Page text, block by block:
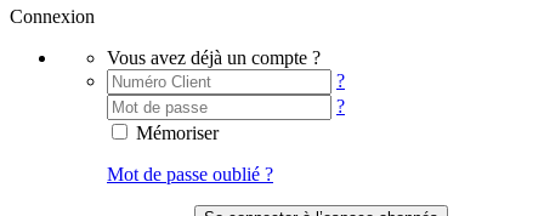
Connexion
Vous avez déjà un compte ?
?
?
Mémoriser
Mot de passe oublié ?